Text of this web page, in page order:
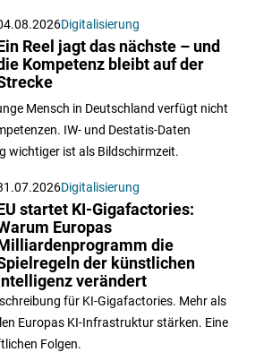
Digitalisierung
Reel jagt das nächste – und
Kompetenz bleibt auf der
Mensch in Deutschland verfügt nicht
IW- und Destatis-Daten
wichtiger ist als Bildschirmzeit.
Digitalisierung
startet KI-Gigafactories:
Europas
die
der künstlichen
verändert
für KI-Gigafactories. Mehr als
Europas KI-Infrastruktur stärken. Eine
Folgen.